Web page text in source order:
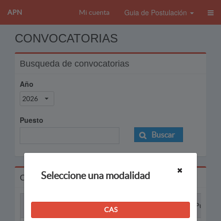
APN Mi cuenta Guia de Postulación
CONVOCATORIAS
Busqueda de convocatorias
Año
2026
Puesto
Buscar
Convocatorias
Puesto
Seleccione una modalidad
CAS